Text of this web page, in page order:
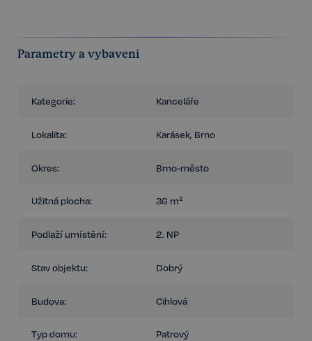
Parametry a vybavení
Kategorie: Kanceláře
Lokalita: Karásek, Brno
Okres: Brno-město
Užitná plocha: 36 m²
Podlaží umístění: 2. NP
Stav objektu: Dobrý
Budova: Cihlová
Typ domu: Patrový